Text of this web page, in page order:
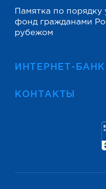
Памятка по
фонд гражданами
рубежом
ИНТЕРНЕТ-
КОНТАКТЫ